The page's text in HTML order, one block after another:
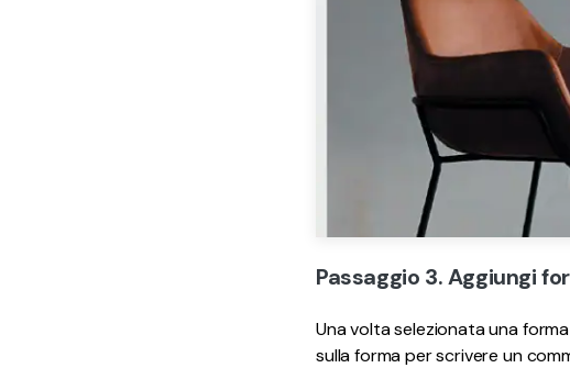
Passaggio 3. Aggiungi
Una volta selezionata una
sulla forma per scrivere un